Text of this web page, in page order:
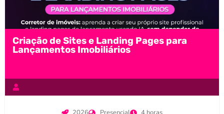
Criação de Sites e Landing Pages para
Lançamentos Imobiliários